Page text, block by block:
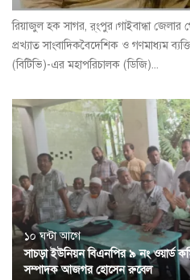
রিয়াজুল হক সাগর, র্ংপুর।গাইবান্ধা জেলার
প্রখ্যাত সাংবাদিকবৈদেশিক ও গণমাধ্যম
(বিটিভি)-এর মহাপরিচালক (ডিজি)...
১০ ঘন্টা আগে
সাচড়া ইউনিয়ন বিএনপির ৯ নং ওয়ার্ড
সম্পাদক আজগর হোসেন রুবেল